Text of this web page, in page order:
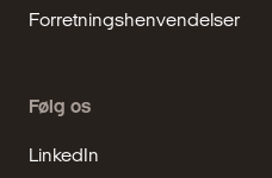
Forretningshenvendelser
Følg os
LinkedIn